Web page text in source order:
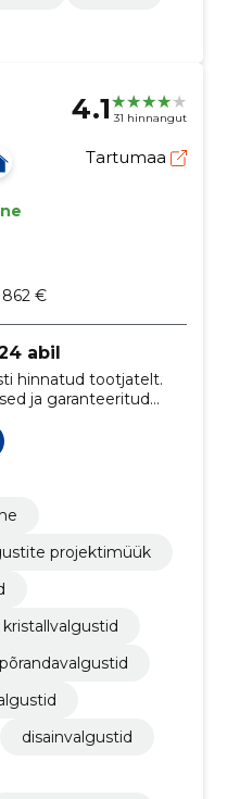
4.1 31 hinnangut
Tartumaa
862 €
abil
hinnatud tootjatelt.
ja garanteeritud
projektimüük
kristallvalgustid
disainvalgustid